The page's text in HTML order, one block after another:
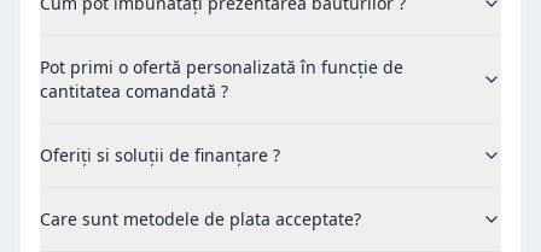
Pot primi o ofertă personalizată în funcție de
cantitatea comandată ?
Oferiți si soluții de finanțare ?
Care sunt metodele de plata acceptate?